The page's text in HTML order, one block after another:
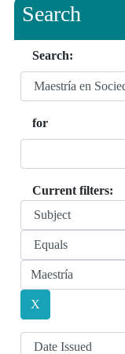
Search
Search:
for
Current filters: